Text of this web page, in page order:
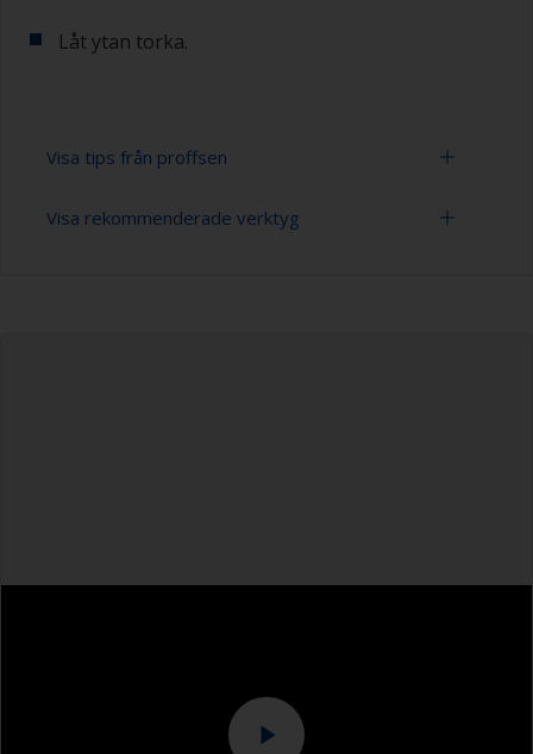
Låt ytan torka.
Visa tips från proffsen
Du märker att ytan är ordentligt avfettad om
Visa rekommenderade verktyg
Overall